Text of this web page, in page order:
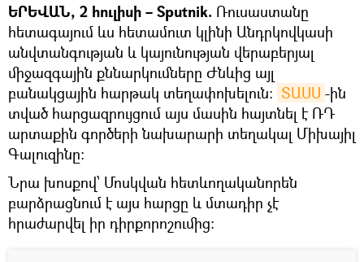
ԵՐԵՎԱՆ, 2 հուլիսի – Sputnik. Ռուսաստանը
հետագայում ևս հետամուտ կլինի Անդրկովկասի
անվտանգության և կայունության վերաբերյալ
միջազգային քննարկումները Ժնևից այլ
բանակցային հարթակ տեղափոխելուն։ ՏԱՍՍ -ին
տված հարցազրույցում այս մասին հայտնել է ՌԴ
արտաքին գործերի նախարարի տեղակալ Միխայիլ
Գալուզինը։
Նրա խոսքով՝ Մոսկվան հետևողականորեն
բարձրացնում է այս հարցը և մտադիր չէ
հրաժարվել իր դիրքորոշումից։